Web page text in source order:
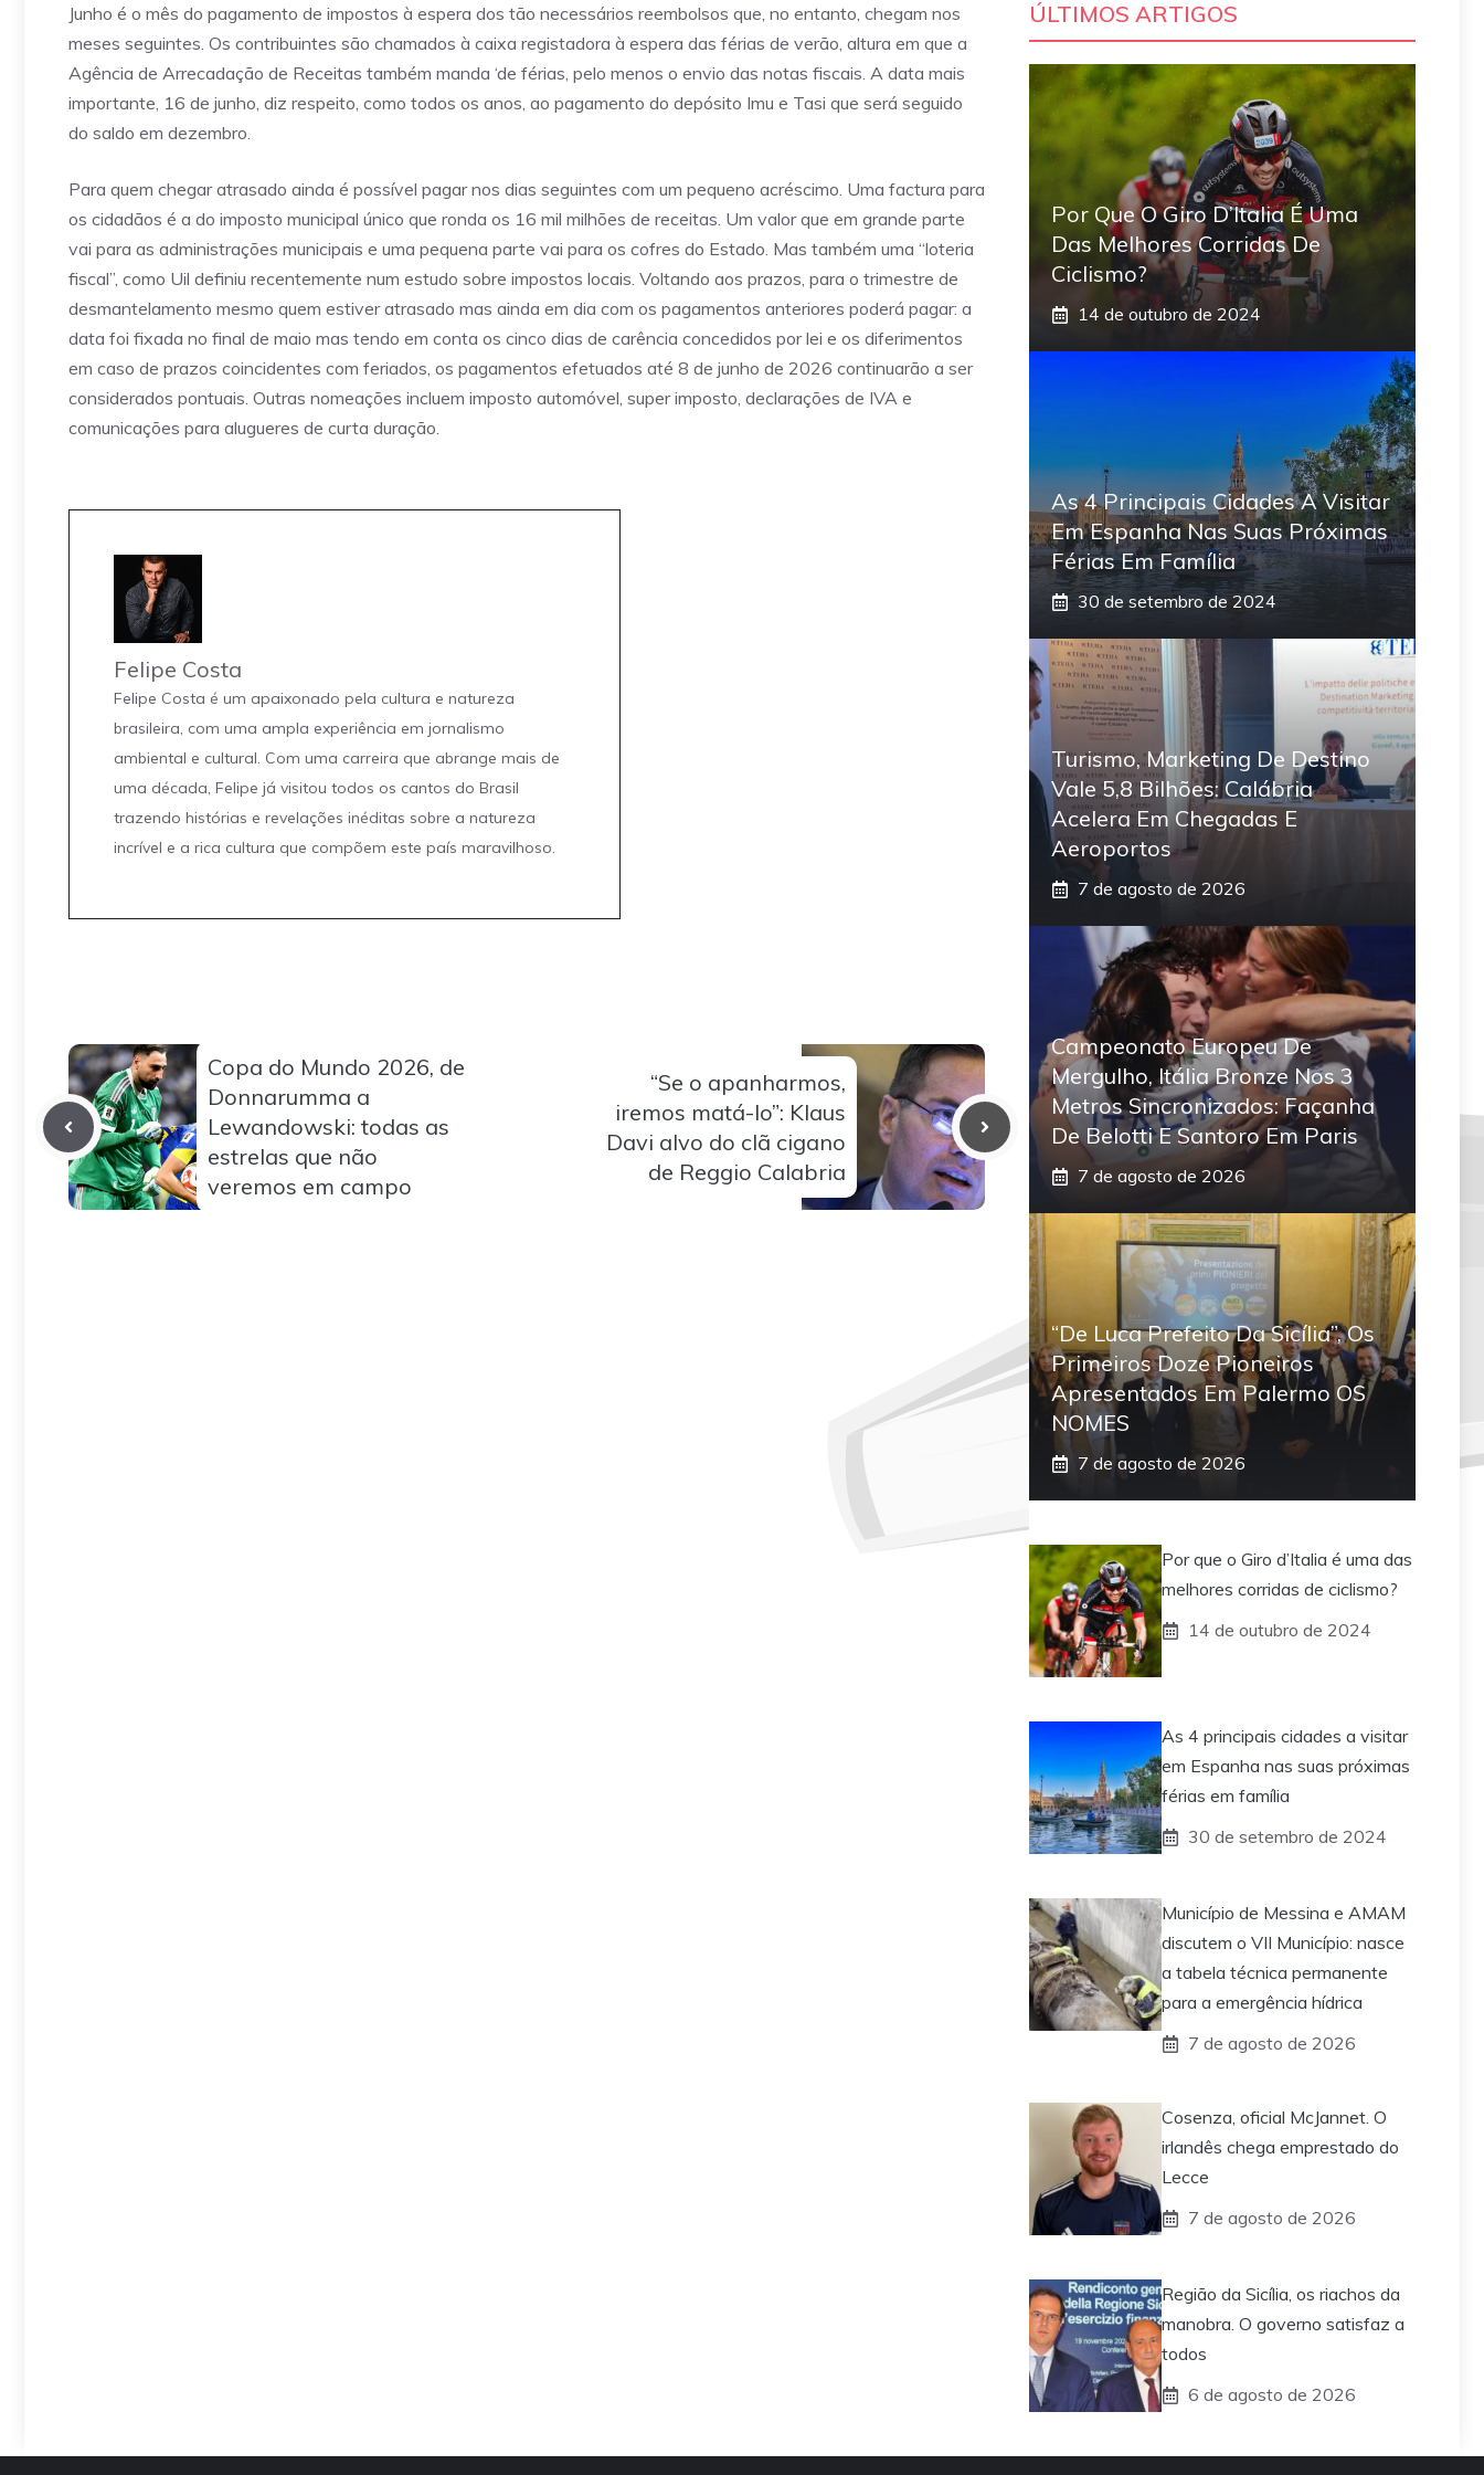
Junho é o mês do pagamento de impostos à espera dos tão necessários reembolsos que, no entanto, chegam nos
meses seguintes. Os contribuintes são chamados à caixa registadora à espera das férias de verão, altura em que a
Agência de Arrecadação de Receitas também manda ‘de férias, pelo menos o envio das notas fiscais. A data mais
importante, 16 de junho, diz respeito, como todos os anos, ao pagamento do depósito Imu e Tasi que será seguido
do saldo em dezembro.
Para quem chegar atrasado ainda é possível pagar nos dias seguintes com um pequeno acréscimo. Uma factura para
os cidadãos é a do imposto municipal único que ronda os 16 mil milhões de receitas. Um valor que em grande parte
vai para as administrações municipais e uma pequena parte vai para os cofres do Estado. Mas também uma “loteria
fiscal”, como Uil definiu recentemente num estudo sobre impostos locais. Voltando aos prazos, para o trimestre de
desmantelamento mesmo quem estiver atrasado mas ainda em dia com os pagamentos anteriores poderá pagar: a
data foi fixada no final de maio mas tendo em conta os cinco dias de carência concedidos por lei e os diferimentos
em caso de prazos coincidentes com feriados, os pagamentos efetuados até 8 de junho de 2026 continuarão a ser
considerados pontuais. Outras nomeações incluem imposto automóvel, super imposto, declarações de IVA e
comunicações para alugueres de curta duração.
Felipe Costa
Felipe Costa é um apaixonado pela cultura e natureza
brasileira, com uma ampla experiência em jornalismo
ambiental e cultural. Com uma carreira que abrange mais de
uma década, Felipe já visitou todos os cantos do Brasil
trazendo histórias e revelações inéditas sobre a natureza
incrível e a rica cultura que compõem este país maravilhoso.
Copa do Mundo 2026, de
Donnarumma a
Lewandowski: todas as
estrelas que não
veremos em campo
“Se o apanharmos,
iremos matá-lo”: Klaus
Davi alvo do clã cigano
de Reggio Calabria
ÚLTIMOS ARTIGOS
Por Que O Giro D’Italia É Uma
Das Melhores Corridas De
Ciclismo?
14 de outubro de 2024
As 4 Principais Cidades A Visitar
Em Espanha Nas Suas Próximas
Férias Em Família
30 de setembro de 2024
Turismo, Marketing De Destino
Vale 5,8 Bilhões: Calábria
Acelera Em Chegadas E
Aeroportos
7 de agosto de 2026
Campeonato Europeu De
Mergulho, Itália Bronze Nos 3
Metros Sincronizados: Façanha
De Belotti E Santoro Em Paris
7 de agosto de 2026
“De Luca Prefeito Da Sicília”, Os
Primeiros Doze Pioneiros
Apresentados Em Palermo OS
NOMES
7 de agosto de 2026
Por que o Giro d’Italia é uma das
melhores corridas de ciclismo?
14 de outubro de 2024
As 4 principais cidades a visitar
em Espanha nas suas próximas
férias em família
30 de setembro de 2024
Município de Messina e AMAM
discutem o VII Município: nasce
a tabela técnica permanente
para a emergência hídrica
7 de agosto de 2026
Cosenza, oficial McJannet. O
irlandês chega emprestado do
Lecce
7 de agosto de 2026
Região da Sicília, os riachos da
manobra. O governo satisfaz a
todos
6 de agosto de 2026